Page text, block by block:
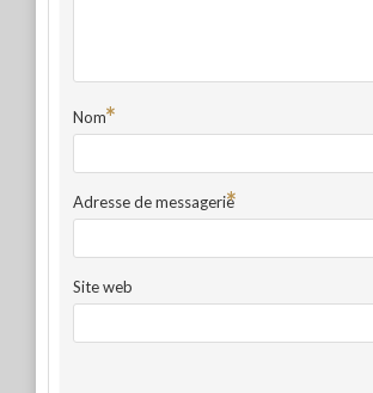
Nom*
Adresse de messagerie
*
Site web